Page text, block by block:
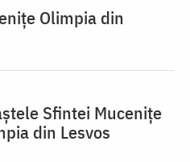
Olimpia din
Sfintei Mucenițe
din Lesvos